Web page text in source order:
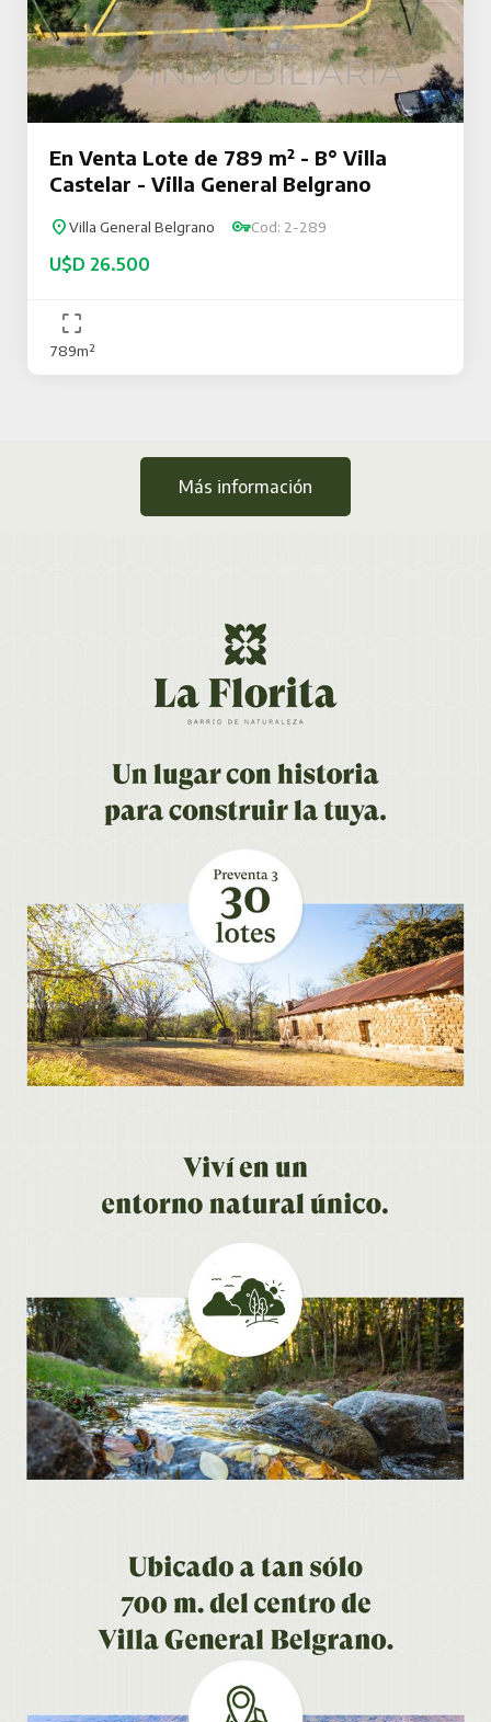
En Venta Lote de 789 m² - B° Villa
Castelar - Villa General Belgrano
Villa General Belgrano Cod: 2-289
U$D 26.500
789m²
Más información